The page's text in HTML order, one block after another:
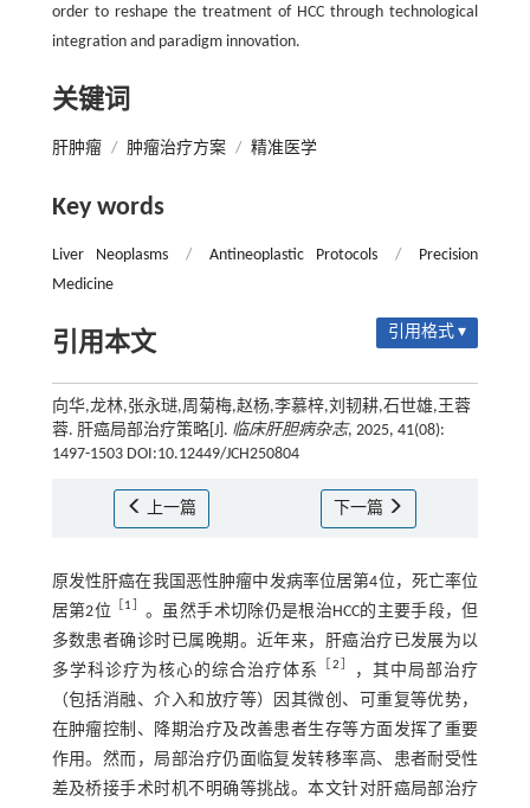
order to reshape the treatment of HCC through technological
integration and paradigm innovation.
关键词
肝肿瘤 / 肿瘤治疗方案 / 精准医学
Key words
Liver Neoplasms / Antineoplastic Protocols /
Precision
Medicine
引用本文 引用格式 ▾
向华,龙林,张永琎,周菊梅,赵杨,李慕梓,刘韧耕,石世雄,王蓉
蓉. 肝癌局部治疗策略[J]. 临床肝胆病杂志, 2025, 41(08):
1497-1503 DOI:10.12449/JCH250804
上一篇 下一篇
原发性肝癌在我国恶性肿瘤中发病率位居第4位，死亡率位
居第2位 ［1］ 。虽然手术切除仍是根治HCC的主要手段，但
多数患者确诊时已属晚期。近年来，肝癌治疗已发展为以
多学科诊疗为核心的综合治疗体系
［2］
，其中局部治疗
（包括消融、介入和放疗等）因其微创、可重复等优势，
在肿瘤控制、降期治疗及改善患者生存等方面发挥了重要
作用。然而，局部治疗仍面临复发转移率高、患者耐受性
差及桥接手术时机不明确等挑战。本文针对肝癌局部治疗